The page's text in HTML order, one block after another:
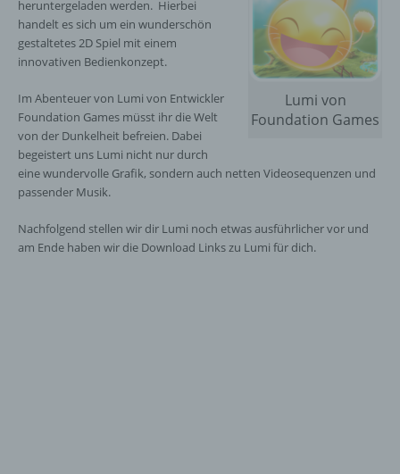
Lumi von
Foundation Games
heruntergeladen werden. Hierbei
handelt es sich um ein wunderschön
gestaltetes 2D Spiel mit einem
innovativen Bedienkonzept.
Im Abenteuer von Lumi von Entwickler
Foundation Games müsst ihr die Welt
von der Dunkelheit befreien. Dabei
begeistert uns Lumi nicht nur durch
eine wundervolle Grafik, sondern auch netten Videosequenzen und
passender Musik.
Nachfolgend stellen wir dir Lumi noch etwas ausführlicher vor und
am Ende haben wir die Download Links zu Lumi für dich.